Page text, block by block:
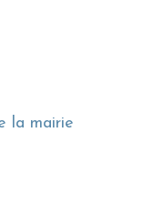
la mairie